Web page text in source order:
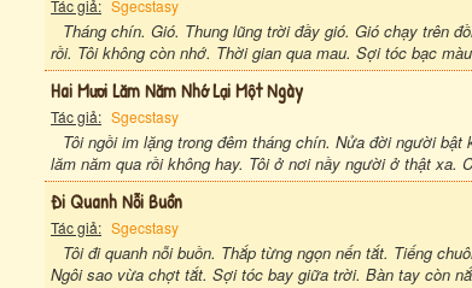
Tác giả: Sgecstasy
Tháng chín. Gió. Thung lũng trời đầy gió. Gió chạy trên
rồi. Tôi không còn nhớ. Thời gian qua mau. Sợi tóc bạc
Hai Mươi Lăm Năm Nhớ Lại Một Ngày
Tác giả: Sgecstasy
Tôi ngồi im lặng trong đêm tháng chín. Nửa đời người
lăm năm qua rồi không hay. Tôi ở nơi nầy người ở thật xa.
Đi Quanh Nỗi Buồn
Tác giả: Sgecstasy
Tôi đi quanh nỗi buồn. Thắp từng ngọn nến tắt. Tiếng
Ngôi sao vừa chợt tắt. Sợi tóc bay giữa trời. Bàn tay còn